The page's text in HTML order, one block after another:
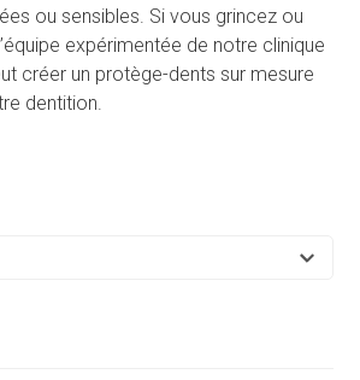
ou sensibles. Si vous grincez ou
expérimentée de notre clinique
créer un protège-dents sur mesure
dentition.